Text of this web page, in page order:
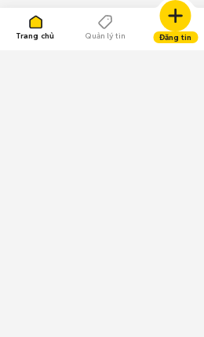
Trang chủ Quản lý tin Đăng tin